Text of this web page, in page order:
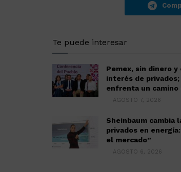
Te puede interesar
Pemex, sin dinero y
interés de
enfrenta un camino
AGOSTO 7, 2026
Sheinbaum cambia
privados en
el mercado”
AGOSTO 6, 2026